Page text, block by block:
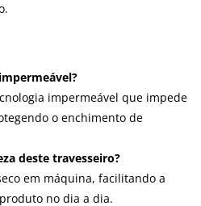
impermeável que impede
o enchimento de
deste travesseiro?
em máquina, facilitando a
no dia a dia.